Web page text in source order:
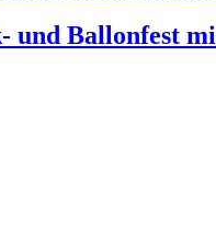
Ballonfest